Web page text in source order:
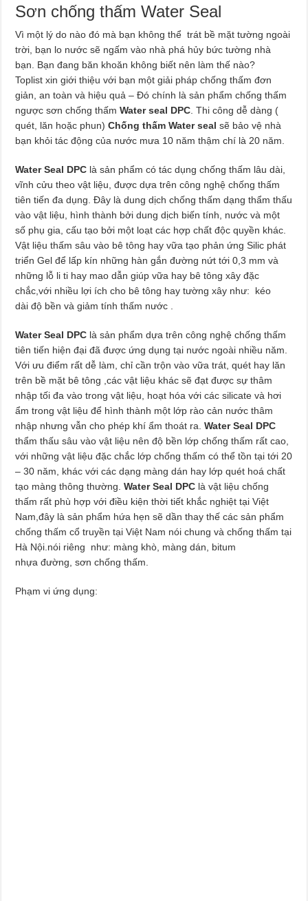
Sơn chống thấm Water Seal
Vì một lý do nào đó mà bạn không thể trát bề mặt tường ngoài
trời, bạn lo nước sẽ ngấm vào nhà phá hủy bức tường nhà
bạn. Bạn đang băn khoăn không biết nên làm thế nào?
Toplist xin giới thiệu với bạn một giải pháp chống thấm đơn
giản, an toàn và hiệu quả – Đó chính là sản phẩm chống thấm
ngược sơn chống thấmWater seal DPC . Thi công dễ dàng (
quét, lăn hoặc phun)Chống thấm Water seal sẽ bảo vệ nhà
bạn khỏi tác động của nước mưa 10 năm thậm chí là 20 năm.
Water Seal DPC là sản phẩm có tác dụng chống thấm lâu dài,
vĩnh cửu theo vật liệu, được dựa trên công nghệ chống thấm
tiên tiến đa dụng. Đây là dung dịch chống thấm dạng thẩm thấu
vào vật liệu, hình thành bởi dung dịch biến tính, nước và một
số phụ gia, cấu tạo bởi một loạt các hợp chất độc quyền khác.
Vật liệu thấm sâu vào bê tông hay vữa tạo phản ứng Silic phát
triển Gel để lấp kín những hàn gắn đường nứt tới 0,3 mm và
những lỗ li ti hay mao dẫn giúp vữa hay bê tông xây đặc
chắc,với nhiều lợi ích cho bê tông hay tường xây như: kéo
dài độ bền và giảm tính thấm nước .
Water Seal DPC là sản phẩm dựa trên công nghệ chống thấm
tiên tiến hiện đại đã được ứng dụng tại nước ngoài nhiều năm.
Với ưu điểm rất dễ làm, chỉ cần trộn vào vữa trát, quét hay lăn
trên bề mặt bê tông ,các vật liệu khác sẽ đạt được sự thâm
nhập tối đa vào trong vật liệu, hoạt hóa với các silicate và hơi
ẩm trong vật liệu để hình thành một lớp rào cản nước thâm
nhập nhưng vẫn cho phép khí ẩm thoát ra.Water Seal DPC
thẩm thấu sâu vào vật liệu nên độ bền lớp chống thấm rất cao,
với những vật liệu đặc chắc lớp chống thấm có thể tồn tại tới 20
– 30 năm, khác với các dạng màng dán hay lớp quét hoá chất
tạo màng thông thường. Water Seal DPC là vật liệu chống
thấm rất phù hợp với điều kiện thời tiết khắc nghiệt tại Việt
Nam,đây là sản phẩm hứa hẹn sẽ dần thay thế các sản phẩm
chống thấm cổ truyền tại Việt Nam nói chung và chống thấm tại
Hà Nội.nói riêng như: màng khò, màng dán, bitum
nhựa đường, sơn chống thấm.
Phạm vi ứng dụng: